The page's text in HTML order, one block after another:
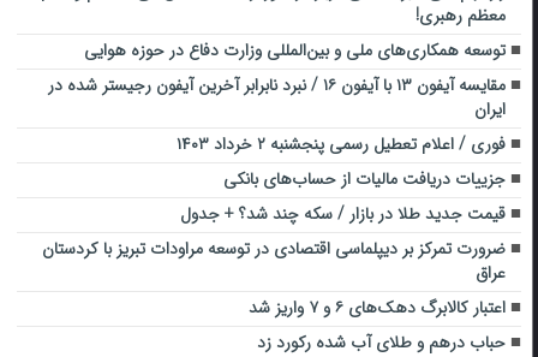
معظم رهبری!
توسعه همکاری‌های ملی و بین‌المللی وزارت دفاع در حوزه هوایی
مقایسه آیفون ۱۳ با آیفون ۱۶ / نبرد نابرابر آخرین آیفون رجیستر شده در
ایران
فوری / اعلام تعطیل رسمی پنجشنبه ۲ خرداد ۱۴۰۳
جزییات دریافت مالیات از حساب‌های بانکی
قیمت جدید طلا در بازار / سکه چند شد؟ + جدول
ضرورت تمرکز بر دیپلماسی اقتصادی در توسعه مراودات تبریز با کردستان
عراق
اعتبار کالابرگ دهک‌‌های ۶ و ۷ واریز شد
حباب درهم و طلای آب شده رکورد زد